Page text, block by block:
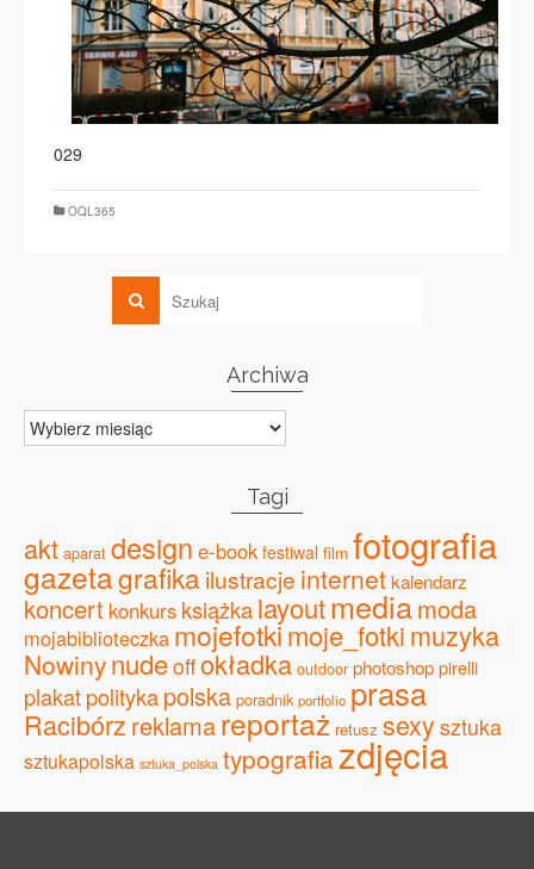
029
OQL365
Archiwa
Archiwa
Tagi
akt aparat design e-book festiwal film fotografia
gazetagrafikailustracje internetkalendarz
koncert konkurs książkalayoutmediamoda
mojabiblioteczka mojefotkimoje_fotkimuzyka
Nowinynudeoffokładka outdoor photoshoppirelli
plakatpolitykapolska poradnik portfolio prasa
Racibórz reklamareportaż retusz sexy sztuka
sztukapolska sztuka_polska typografia zdjęcia